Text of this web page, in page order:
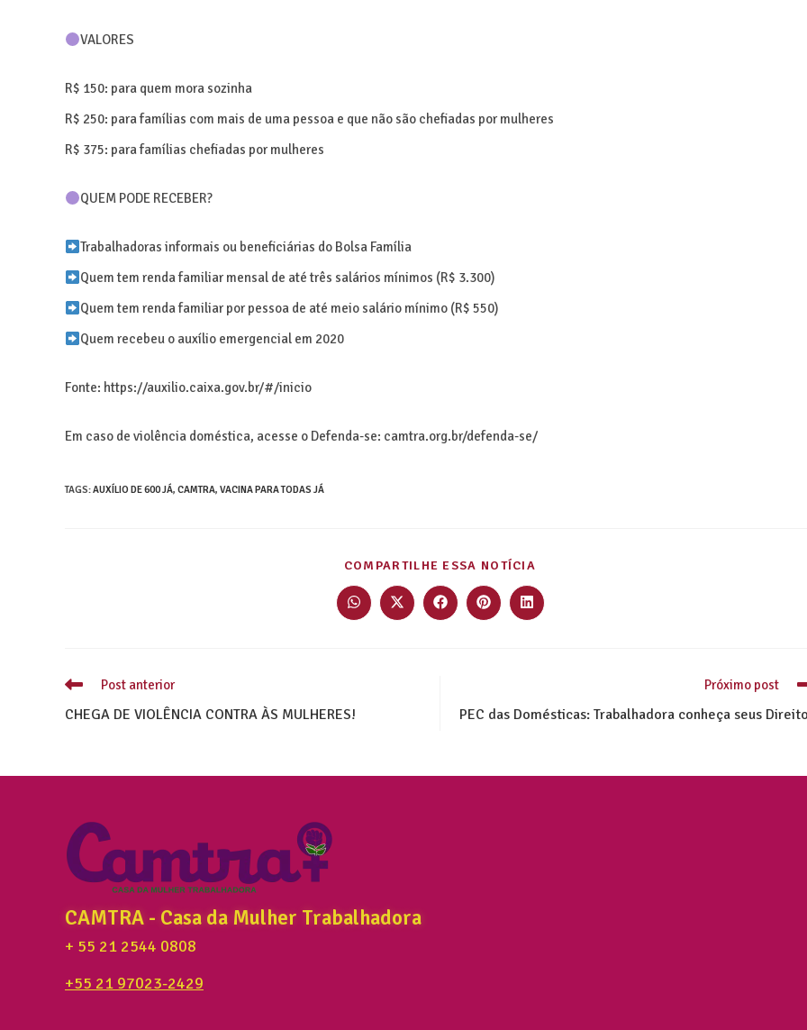
VALORES
R$ 150: para quem mora sozinha
R$ 250: para famílias com mais de uma pessoa e que não são chefiadas por mulheres
R$ 375: para famílias chefiadas por mulheres
QUEM PODE RECEBER?
Trabalhadoras informais ou beneficiárias do Bolsa Família
Quem tem renda familiar mensal de até três salários mínimos (R$ 3.300)
Quem tem renda familiar por pessoa de até meio salário mínimo (R$ 550)
Quem recebeu o auxílio emergencial em 2020
Fonte: https://auxilio.caixa.gov.br/#/inicio
Em caso de violência doméstica, acesse o Defenda-se: camtra.org.br/defenda-se/
TAGS:AUXÍLIO DE 600 JÁ, CAMTRA, VACINA PARA TODAS JÁ
COMPARTILHE ESSA NOTÍCIA
Post anterior
CHEGA DE VIOLÊNCIA CONTRA ÀS MULHERES!
Próximo post
PEC das Domésticas: Trabalhadora conheça seus
CAMTRA - Casa da Mulher Trabalhadora
+ 55 21 2544 0808
+55 21 97023-2429